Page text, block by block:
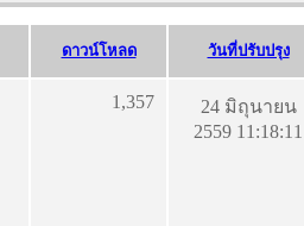
ดาวน์โหลด วันที่ปรับปรุง
1,357
24 มิถุนายน
2559 11:18:11